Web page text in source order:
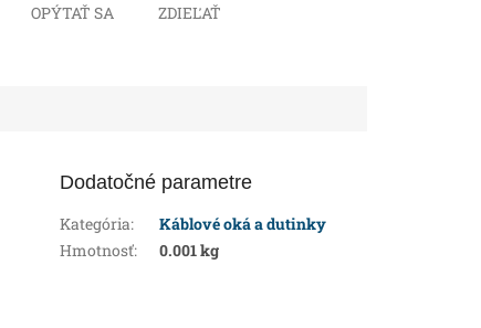
OPÝTAŤ SA ZDIEĽAŤ
Dodatočné parametre
Kategória:
Káblové oká a dutinky
Hmotnosť: 0.001 kg